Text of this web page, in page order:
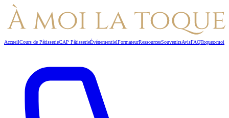
AccueilCours de PâtisserieCAP PâtisserieÉvénementielFormateurRessourcesSouvenirsAvisFAQToquez-moi